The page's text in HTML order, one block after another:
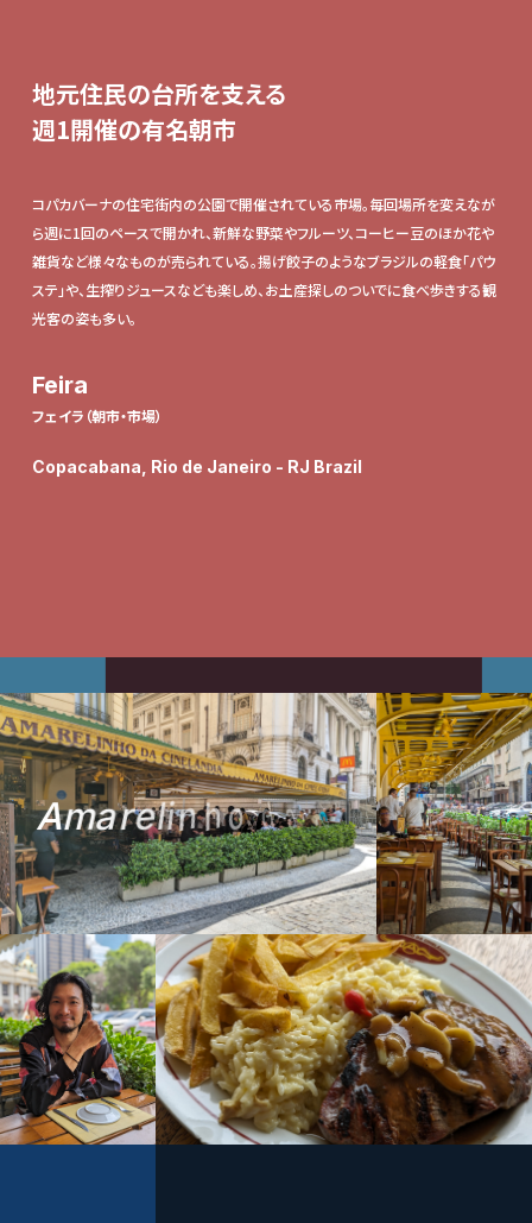
地元住民の台所を支える
週1開催の有名朝市
コパカバーナの住宅街内の公園で開催されている市場。毎回場所を変えなが
ら週に1回のペースで開かれ、新鮮な野菜やフルーツ、コーヒー豆のほか花や
雑貨など様々なものが売られている。揚げ餃子のようなブラジルの軽食「パウ
ステ」や、生搾りジュースなども楽しめ、お土産探しのついでに食べ歩きする観
光客の姿も多い。
Feira
フェイラ（朝市・市場）
Copacabana, Rio de Janeiro - RJ Brazil
AmarelinhodaCinelândia